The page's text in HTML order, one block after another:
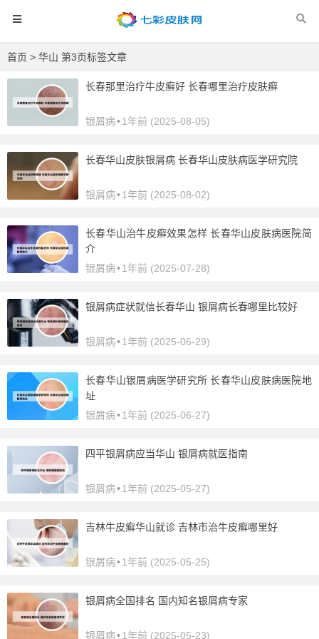
首页 > 华山 第3页标签文章
长春那里治疗牛皮癣好 长春哪里治疗皮肤癣
银屑病•1年前 (2025-08-05)
长春华山皮肤银屑病 长春华山皮肤病医学研究院
银屑病•1年前 (2025-08-02)
长春华山治牛皮癣效果怎样 长春华山皮肤病医院简
介
银屑病•1年前 (2025-07-28)
银屑病症状就信长春华山 银屑病长春哪里比较好
银屑病•1年前 (2025-06-29)
长春华山银屑病医学研究所 长春华山皮肤病医院地
址
银屑病•1年前 (2025-06-27)
四平银屑病应当华山 银屑病就医指南
银屑病•1年前 (2025-05-27)
吉林牛皮癣华山就诊 吉林市治牛皮癣哪里好
银屑病•1年前 (2025-05-25)
银屑病全国排名 国内知名银屑病专家
银屑病•1年前 (2025-05-23)